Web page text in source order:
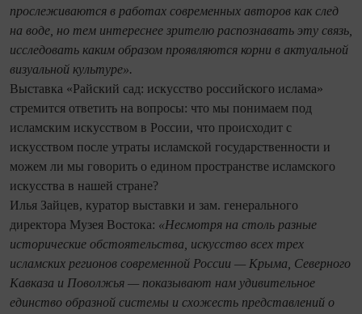
прослеживаются в работах современных авторов как след
на воде, но тем интереснее зрителю распознавать эту связь,
исследовать каким образом проявляются корни в актуальной
визуальной культуре».
Выставка «Райский сад: искусство российского ислама»
стремится ответить на вопросы: что мы понимаем под
исламским искусством в России, что происходит с
искусством после утраты исламской государственности и
можем ли мы говорить о едином пространстве исламского
искусства в нашей стране?
Илья Зайцев, куратор выставки и зам. генерального
директора Музея Востока: «Несмотря на столь разные
исторические обстоятельства, искусство всех трех
исламских регионов современной России — Крыма, Северного
Кавказа и Поволжья — показывают нам удивительное
единство образной системы и схожесть представлений о